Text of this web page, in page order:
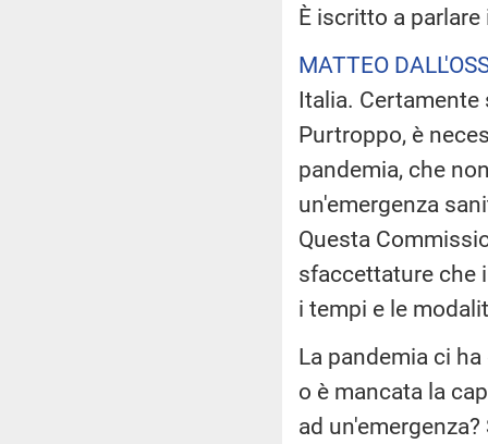
È iscritto a
MATTEO
Italia.
Purtroppo, è
pandemia, che
un'emergenza
Questa
sfaccettature che
i tempi e le
La pandemia ci
o è mancata la
ad